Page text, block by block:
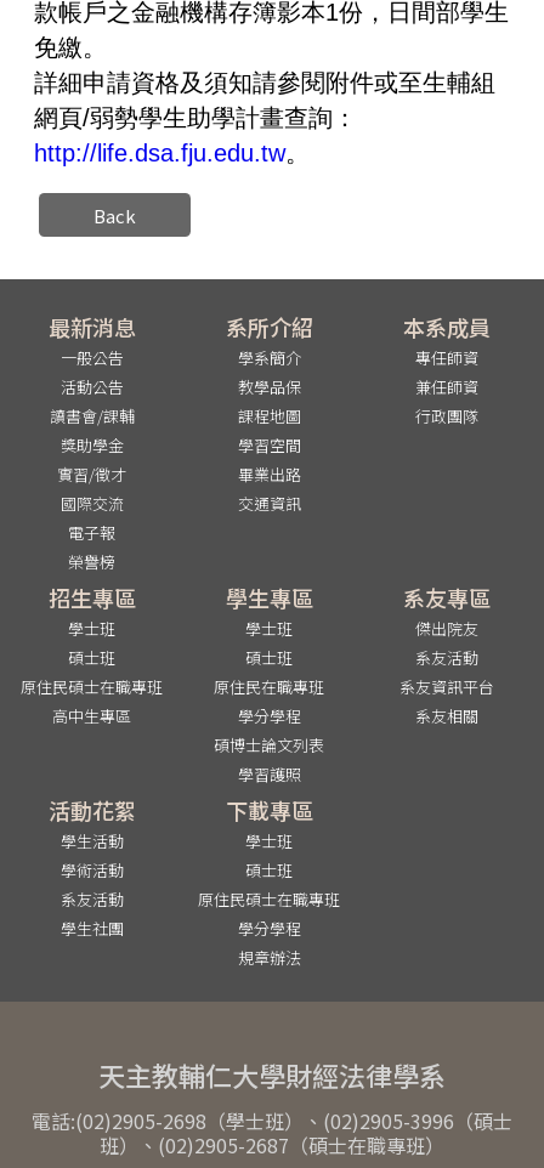
款帳戶之金融機構存簿影本1份，日間部學生
免繳。
詳細申請資格及須知請參閱附件或至生輔組
網頁/弱勢學生助學計畫查詢：
http://life.dsa.fju.edu.tw。
Back
最新消息
一般公告
活動公告
讀書會/課輔
獎助學金
實習/徵才
國際交流
電子報
榮譽榜
系所介紹
學系簡介
教學品保
課程地圖
學習空間
畢業出路
交通資訊
本系成員
專任師資
兼任師資
行政團隊
招生專區
學士班
碩士班
原住民碩士在職專班
高中生專區
學生專區
學士班
碩士班
原住民在職專班
學分學程
碩博士論文列表
學習護照
系友專區
傑出院友
系友活動
系友資訊平台
系友相關
活動花絮
學生活動
學術活動
系友活動
學生社團
下載專區
學士班
碩士班
原住民碩士在職專班
學分學程
規章辦法
天主教輔仁大學財經法律學系
電話:(02)2905-2698（學士班）、(02)2905-3996（碩士
班）、(02)2905-2687（碩士在職專班）